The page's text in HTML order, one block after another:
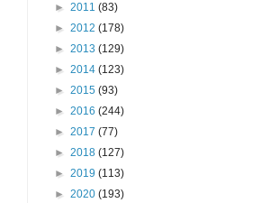
► 2011 (83)
► 2012 (178)
► 2013 (129)
► 2014 (123)
► 2015 (93)
► 2016 (244)
► 2017 (77)
► 2018 (127)
► 2019 (113)
► 2020 (193)